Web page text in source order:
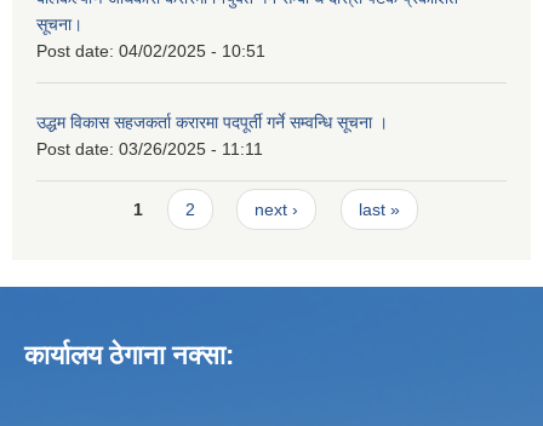
सूचना।
Post date: 04/02/2025 - 10:51
उद्धम विकास सहजकर्ता करारमा पदपूर्ती गर्ने सम्वन्धि सूचना ।
Post date: 03/26/2025 - 11:11
Pages1 2 next › last »
कार्यालय ठेगाना नक्सा: